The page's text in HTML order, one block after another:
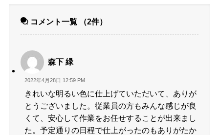
コメント一覧 （2件）
森下 緑
2022年4月28日 12:59 PM
きれいな明るい色に仕上げていただいて、ありが
とうございました。従業員の方もみんな感じが良
くて、安心して作業をお任せすることが出来まし
た。予定通りの日程で仕上がったのもありがたか